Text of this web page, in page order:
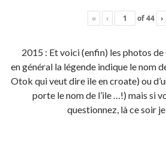
« ‹ of44 ›
2015 : Et voici (enfin) les photos
en général la légende indique le nom
Otok qui veut dire ile en croate) ou
porte le nom de l’ile …!) mais si
questionnez, là ce soir